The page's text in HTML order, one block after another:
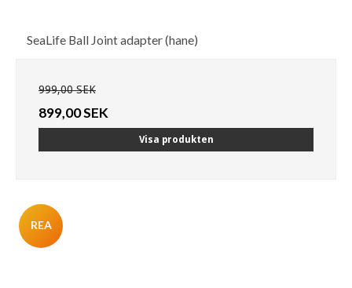
SeaLife Ball Joint adapter (hane)
999,00 SEK
899,00 SEK
Visa produkten
REA